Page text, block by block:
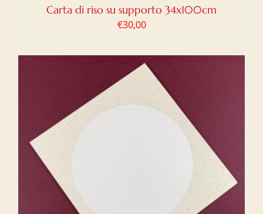
Carta di riso su supporto 34x100cm
€30,00